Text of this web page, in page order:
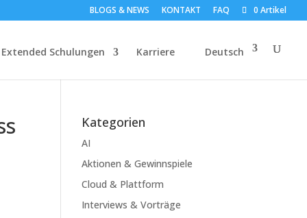
BLOGS & NEWS KONTAKT FAQ 0 Artikel
Extended Schulungen Karriere Deutsch
Kategorien
AI
Aktionen & Gewinnspiele
Cloud & Plattform
Interviews & Vorträge